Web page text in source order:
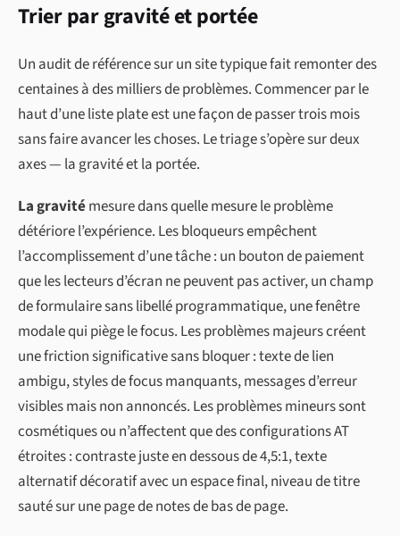
Trier par gravité et portée
Un audit de référence sur un site typique fait remonter des
centaines à des milliers de problèmes. Commencer par le
haut d’une liste plate est une façon de passer trois mois
sans faire avancer les choses. Le triage s’opère sur deux
axes — la gravité et la portée.
La gravitémesure dans quelle mesure le problème
détériore l’expérience. Les bloqueurs empêchent
l’accomplissement d’une tâche : un bouton de paiement
que les lecteurs d’écran ne peuvent pas activer, un champ
de formulaire sans libellé programmatique, une fenêtre
modale qui piège le focus. Les problèmes majeurs créent
une friction significative sans bloquer : texte de lien
ambigu, styles de focus manquants, messages d’erreur
visibles mais non annoncés. Les problèmes mineurs sont
cosmétiques ou n’affectent que des configurations AT
étroites : contraste juste en dessous de 4,5:1, texte
alternatif décoratif avec un espace final, niveau de titre
sauté sur une page de notes de bas de page.